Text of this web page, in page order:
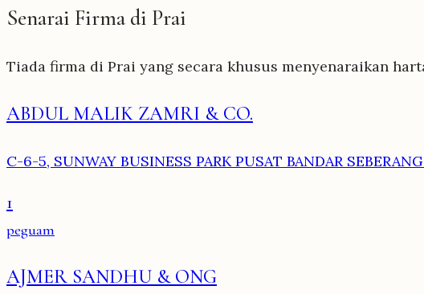
Senarai Firma di Prai
Tiada firma di Prai yang secara khusus menyenaraikan
ABDUL MALIK ZAMRI & CO.
C-6-5, SUNWAY BUSINESS PARK PUSAT BANDAR
1
peguam
AJMER SANDHU & ONG